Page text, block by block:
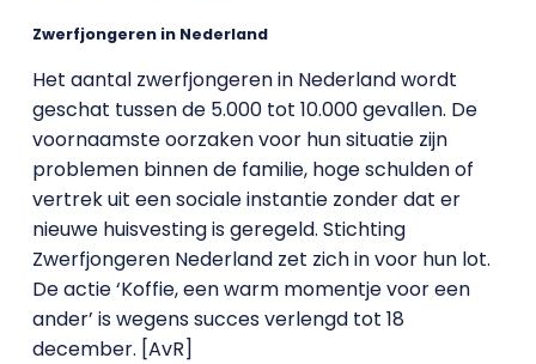
Zwerfjongeren in Nederland
Het aantal zwerfjongeren in Nederland wordt
geschat tussen de 5.000 tot 10.000 gevallen. De
voornaamste oorzaken voor hun situatie zijn
problemen binnen de familie, hoge schulden of
vertrek uit een sociale instantie zonder dat er
nieuwe huisvesting is geregeld. Stichting
Zwerfjongeren Nederland zet zich in voor hun lot.
De actie ‘Koffie, een warm momentje voor een
ander’ is wegens succes verlengd tot 18
december. [AvR]